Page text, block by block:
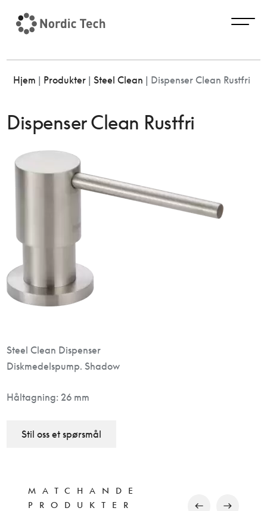
Hjem | Produkter| Steel Clean | Dispenser Clean Rustfri
Dispenser Clean Rustfri
Steel Clean Dispenser
Diskmedelspump. Shadow
Håltagning: 26 mm
Stil oss et spørsmål
MATCHANDE
PRODUKTER